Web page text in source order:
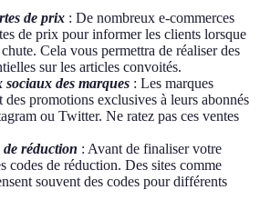
de prix : De nombreux e-commerces
de prix pour informer les clients lorsque
Cela vous permettra de réaliser des
sur les articles convoités.
sociaux des marques : Les marques
des promotions exclusives à leurs abonnés
ou Twitter. Ne ratez pas ces ventes
de réduction : Avant de finaliser votre
codes de réduction. Des sites comme
souvent des codes pour différents